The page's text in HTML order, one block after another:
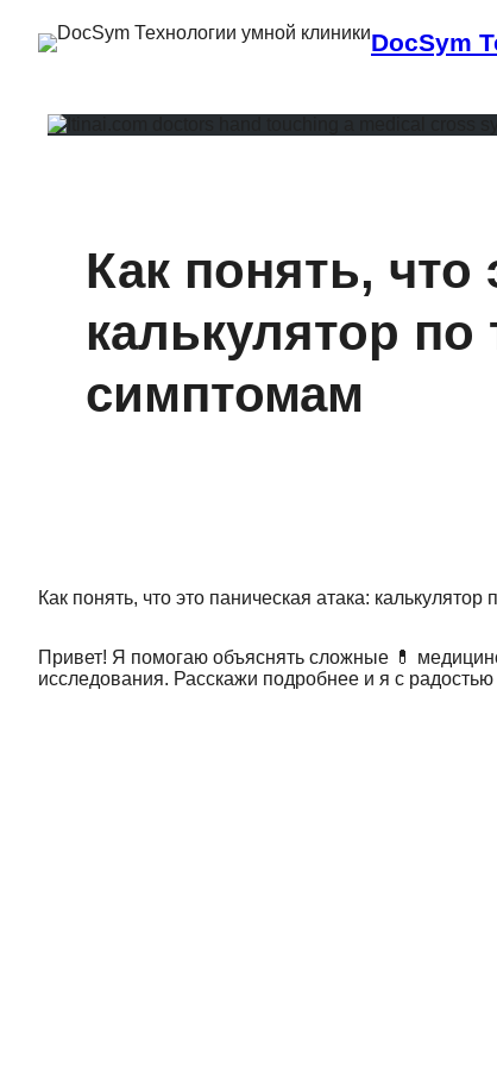
DocSym
Как понять, что
калькулятор
симптомам
Как понять, что это паническая атака:
Привет! Я помогаю объяснять сложные 💊
исследования. Расскажи подробнее и я с радостью